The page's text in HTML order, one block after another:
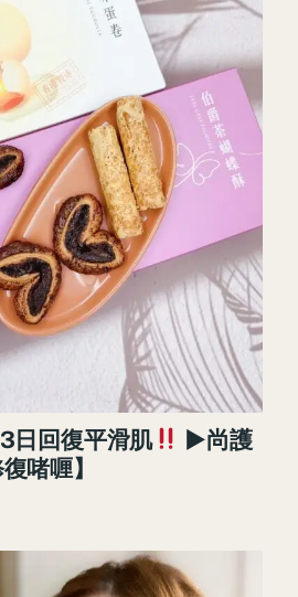
3日回復平滑肌
►尚護
啫喱】